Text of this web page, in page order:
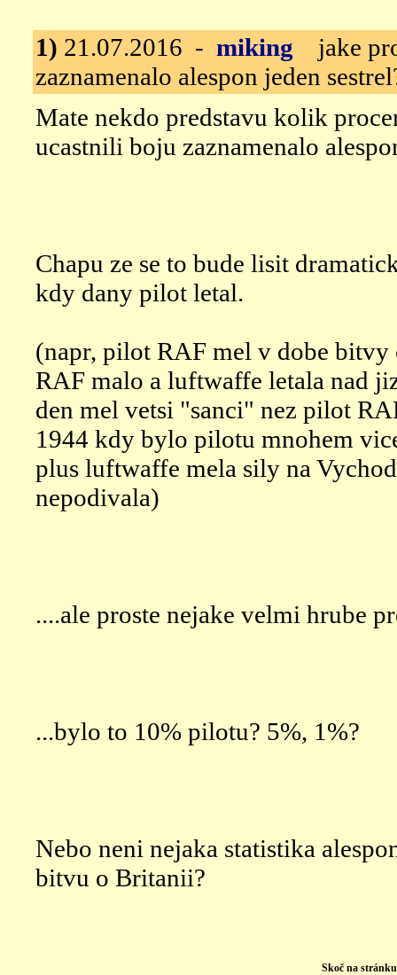
1) 21.07.2016 - miking jake
zaznamenalo alespon jeden
Mate nekdo predstavu kolik
ucastnili boju zaznamenalo
Chapu ze se to bude lisit
kdy dany pilot letal.
(napr, pilot RAF mel v dobe
RAF malo a luftwaffe letala nad
den mel vetsi "sanci" nez pilot
1944 kdy bylo pilotu mnohem
plus luftwaffe mela sily na
nepodivala)
....ale proste nejake velmi hrube
...bylo to 10% pilotu? 5%, 1%?
Nebo neni nejaka statistika
bitvu o Britanii?
Skoč na